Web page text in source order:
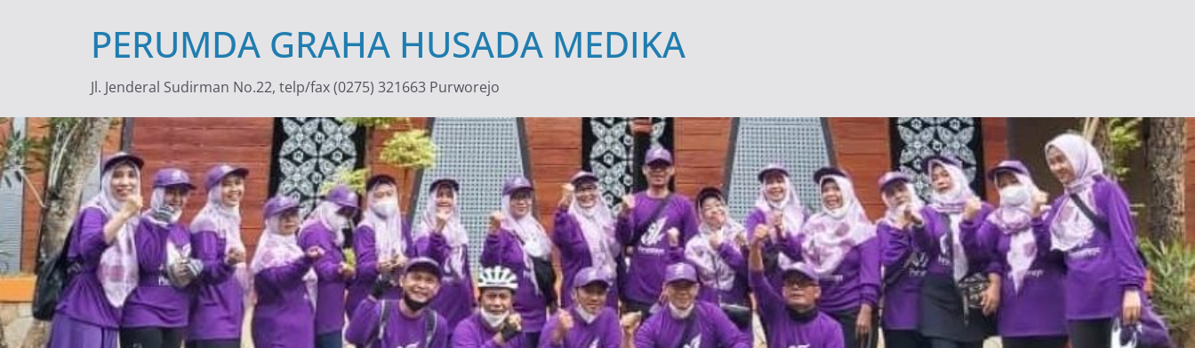
PERUMDA GRAHA HUSADA MEDIKA
Jl. Jenderal Sudirman No.22, telp/fax (0275) 321663 Purworejo